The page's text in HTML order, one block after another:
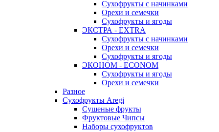
Сухофрукты с начинками
Орехи и семечки
Сухофрукты и ягоды
ЭКСТРА - EXTRA
Сухофрукты с начинками
Орехи и семечки
Сухофрукты и ягоды
ЭКОНОМ - ECONOM
Сухофрукты и ягоды
Орехи и семечки
Разное
Сухофрукты Aregi
Сушеные фрукты
Фруктовые Чипсы
Наборы сухофруктов